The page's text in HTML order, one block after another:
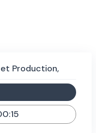
Production,